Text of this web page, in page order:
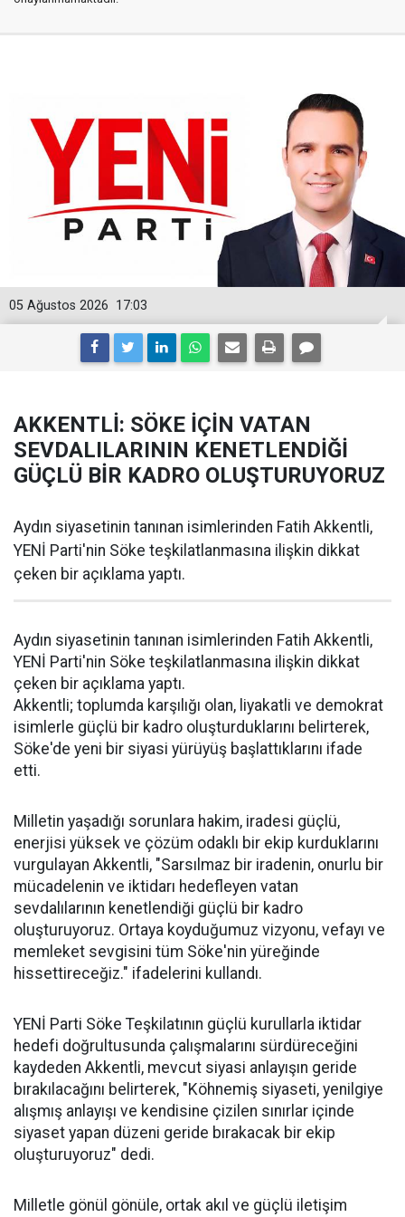
17:03
05 Ağustos 2026
AKKENTLİ: SÖKE İÇİN VATAN
SEVDALILARININ KENETLENDİĞİ
GÜÇLÜ BİR KADRO OLUŞTURUYORUZ
Aydın siyasetinin tanınan isimlerinden Fatih Akkentli,
YENİ Parti'nin Söke teşkilatlanmasına ilişkin dikkat
çeken bir açıklama yaptı.
Aydın siyasetinin tanınan isimlerinden Fatih Akkentli,
YENİ Parti'nin Söke teşkilatlanmasına ilişkin dikkat
çeken bir açıklama yaptı.
Akkentli; toplumda karşılığı olan, liyakatli ve demokrat
isimlerle güçlü bir kadro oluşturduklarını belirterek,
Söke'de yeni bir siyasi yürüyüş başlattıklarını ifade
etti.
Milletin yaşadığı sorunlara hakim, iradesi güçlü,
enerjisi yüksek ve çözüm odaklı bir ekip kurduklarını
vurgulayan Akkentli, "Sarsılmaz bir iradenin, onurlu bir
mücadelenin ve iktidarı hedefleyen vatan
sevdalılarının kenetlendiği güçlü bir kadro
oluşturuyoruz. Ortaya koyduğumuz vizyonu, vefayı ve
memleket sevgisini tüm Söke'nin yüreğinde
hissettireceğiz." ifadelerini kullandı.
YENİ Parti Söke Teşkilatının güçlü kurullarla iktidar
hedefi doğrultusunda çalışmalarını sürdüreceğini
kaydeden Akkentli, mevcut siyasi anlayışın geride
bırakılacağını belirterek, "Köhnemiş siyaseti, yenilgiye
alışmış anlayışı ve kendisine çizilen sınırlar içinde
siyaset yapan düzeni geride bırakacak bir ekip
oluşturuyoruz" dedi.
Milletle gönül gönüle, ortak akıl ve güçlü iletişim